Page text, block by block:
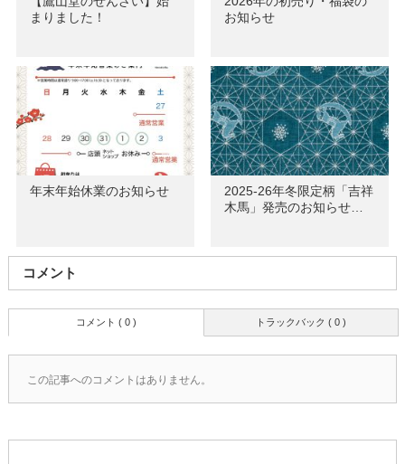
まりました！
お知らせ
年末年始休業のお知らせ
2025-26年冬限定柄「吉祥
木馬」発売のお知らせ…
コメント
トラックバック ( 0 )
コメント ( 0 )
この記事へのコメントはありません。